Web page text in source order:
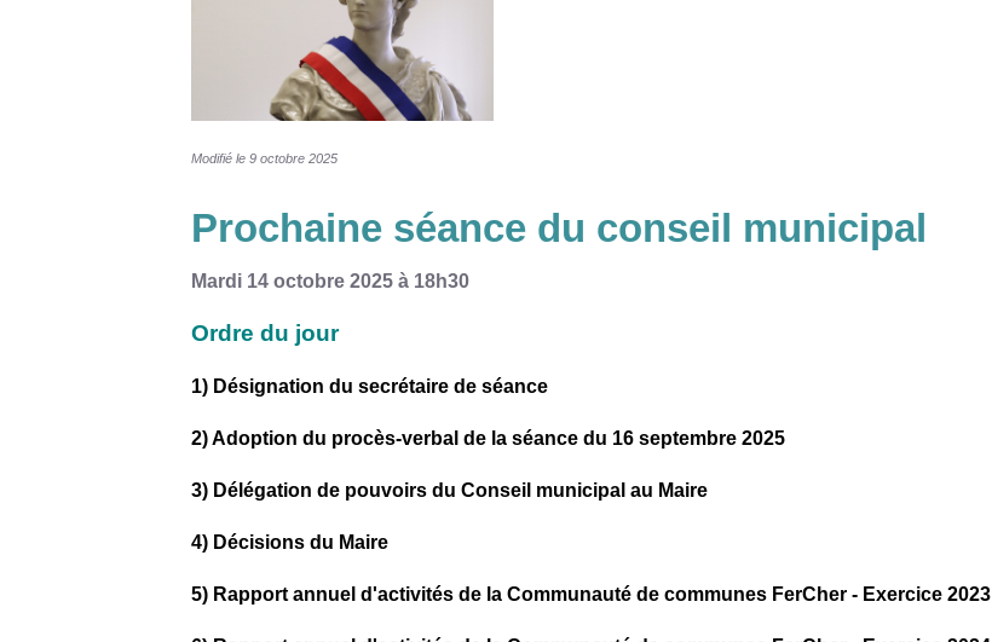
Modifié le 9 octobre 2025
Prochaine séance du conseil municipal
Mardi 14 octobre 2025 à 18h30
Ordre du jour
1) Désignation du secrétaire de séance
2) Adoption du procès-verbal de la séance du 16 septembre 2025
3) Délégation de pouvoirs du Conseil municipal au Maire
4) Décisions du Maire
5) Rapport annuel d'activités de la Communauté de communes FerCher - Exercice 2023